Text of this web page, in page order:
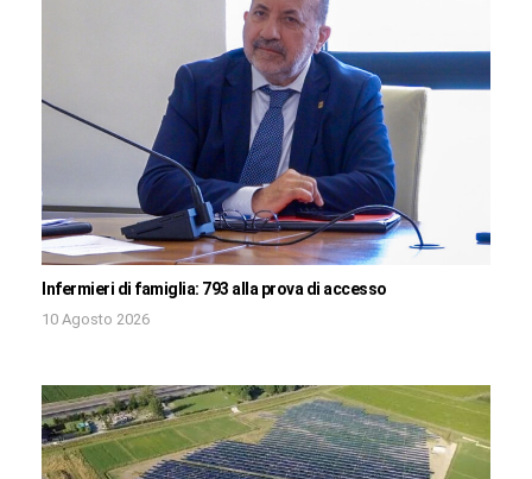
Infermieri di famiglia: 793 alla prova di accesso
10 Agosto 2026